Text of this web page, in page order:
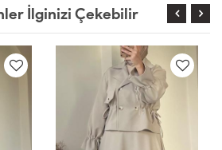
İlginizi Çekebilir